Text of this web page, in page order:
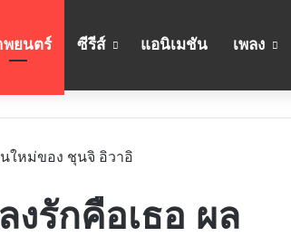
พยนตร์ ซีรีส์ แอนิเมชัน เพลง
นใหม่ของ ชุนจิ อิวาอิ
งรักคือเธอ ผล